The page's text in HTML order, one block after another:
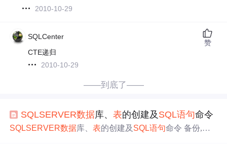
2010-10-29
SQLCenter
CTE递归
2010-10-29
赞
——到底了——
SQLSERVER数据库、表的创建及 SQL语句命令
SQLSERVER数据库、表的创建及 SQL语句命令 备份,还